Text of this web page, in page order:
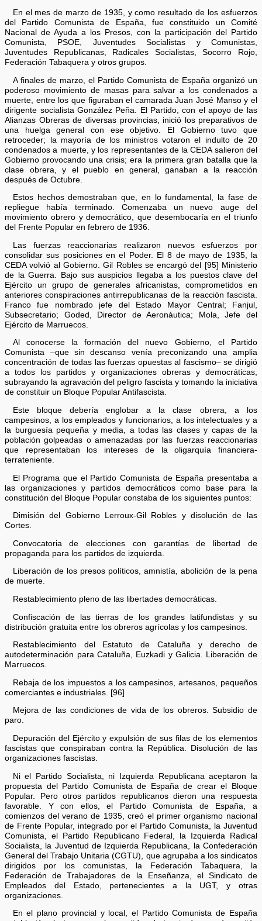
En el mes de marzo de 1935, y como resultado de los esfuerzos
del Partido Comunista de España, fue constituido un Comité
Nacional de Ayuda a los Presos, con la participación del Partido
Comunista, PSOE, Juventudes Socialistas y Comunistas,
Juventudes Republicanas, Radicales Socialistas, Socorro Rojo,
Federación Tabaquera y otros grupos.
A finales de marzo, el Partido Comunista de España organizó un
poderoso movimiento de masas para salvar a los condenados a
muerte, entre los que figuraban el camarada Juan José Manso y el
dirigente socialista González Peña. El Partido, con el apoyo de las
Alianzas Obreras de diversas provincias, inició los preparativos de
una huelga general con ese objetivo. El Gobierno tuvo que
retroceder; la mayoría de los ministros votaron el indulto de 20
condenados a muerte, y los representantes de la CEDA salieron del
Gobierno provocando una crisis; era la primera gran batalla que la
clase obrera, y el pueblo en general, ganaban a la reacción
después de Octubre.
Estos hechos demostraban que, en lo fundamental, la fase de
repliegue había terminado. Comenzaba un nuevo auge del
movimiento obrero y democrático, que desembocaría en el triunfo
del Frente Popular en febrero de 1936.
Las fuerzas reaccionarias realizaron nuevos esfuerzos por
consolidar sus posiciones en el Poder. El 8 de mayo de 1935, la
CEDA volvió al Gobierno. Gil Robles se encargó del [95] Ministerio
de la Guerra. Bajo sus auspicios llegaba a los puestos clave del
Ejército un grupo de generales africanistas, comprometidos en
anteriores conspiraciones antirrepublicanas de la reacción fascista.
Franco fue nombrado jefe del Estado Mayor Central; Fanjul,
Subsecretario; Goded, Director de Aeronáutica; Mola, Jefe del
Ejército de Marruecos.
Al conocerse la formación del nuevo Gobierno, el Partido
Comunista –que sin descanso venía preconizando una amplia
concentración de todas las fuerzas opuestas al fascismo– se dirigió
a todos los partidos y organizaciones obreras y democráticas,
subrayando la agravación del peligro fascista y tomando la iniciativa
de constituir un Bloque Popular Antifascista.
Este bloque debería englobar a la clase obrera, a los
campesinos, a los empleados y funcionarios, a los intelectuales y a
la burguesía pequeña y media, a todas las clases y capas de la
población golpeadas o amenazadas por las fuerzas reaccionarias
que representaban los intereses de la oligarquía financiera-
terrateniente.
El Programa que el Partido Comunista de España presentaba a
las organizaciones y partidos democráticos como base para la
constitución del Bloque Popular constaba de los siguientes puntos:
Dimisión del Gobierno Lerroux-Gil Robles y disolución de las
Cortes.
Convocatoria de elecciones con garantías de libertad de
propaganda para los partidos de izquierda.
Liberación de los presos políticos, amnistía, abolición de la pena
de muerte.
Restablecimiento pleno de las libertades democráticas.
Confiscación de las tierras de los grandes latifundistas y su
distribución gratuita entre los obreros agrícolas y los campesinos.
Restablecimiento del Estatuto de Cataluña y derecho de
autodeterminación para Cataluña, Euzkadi y Galicia. Liberación de
Marruecos.
Rebaja de los impuestos a los campesinos, artesanos, pequeños
comerciantes e industriales. [96]
Mejora de las condiciones de vida de los obreros. Subsidio de
paro.
Depuración del Ejército y expulsión de sus filas de los elementos
fascistas que conspiraban contra la República. Disolución de las
organizaciones fascistas.
Ni el Partido Socialista, ni Izquierda Republicana aceptaron la
propuesta del Partido Comunista de España de crear el Bloque
Popular. Pero otros partidos republicanos dieron una respuesta
favorable. Y con ellos, el Partido Comunista de España, a
comienzos del verano de 1935, creó el primer organismo nacional
de Frente Popular, integrado por el Partido Comunista, la Juventud
Comunista, el Partido Republicano Federal, la Izquierda Radical
Socialista, la Juventud de Izquierda Republicana, la Confederación
General del Trabajo Unitaria (CGTU), que agrupaba a los sindicatos
dirigidos por los comunistas, la Federación Tabaquera, la
Federación de Trabajadores de la Enseñanza, el Sindicato de
Empleados del Estado, pertenecientes a la UGT, y otras
organizaciones.
En el plano provincial y local, el Partido Comunista de España